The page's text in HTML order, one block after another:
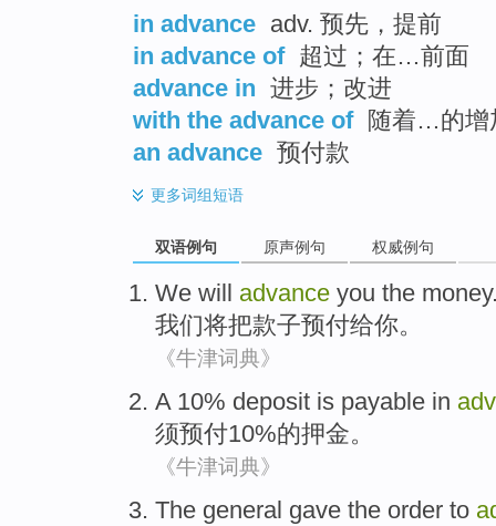
in advance adv. 预先，提前
in advance of 超过；在…前面
advance in 进步；改进
with the advance of 随着…的增
an advance 预付款
更多词组短语
双语例句 原声例句 权威例句
We will advance you the
我们将把款子预付给你。
《牛津词典》
A 10% deposit is payable in
须预付10%的押金。
《牛津词典》
The general gave the order to